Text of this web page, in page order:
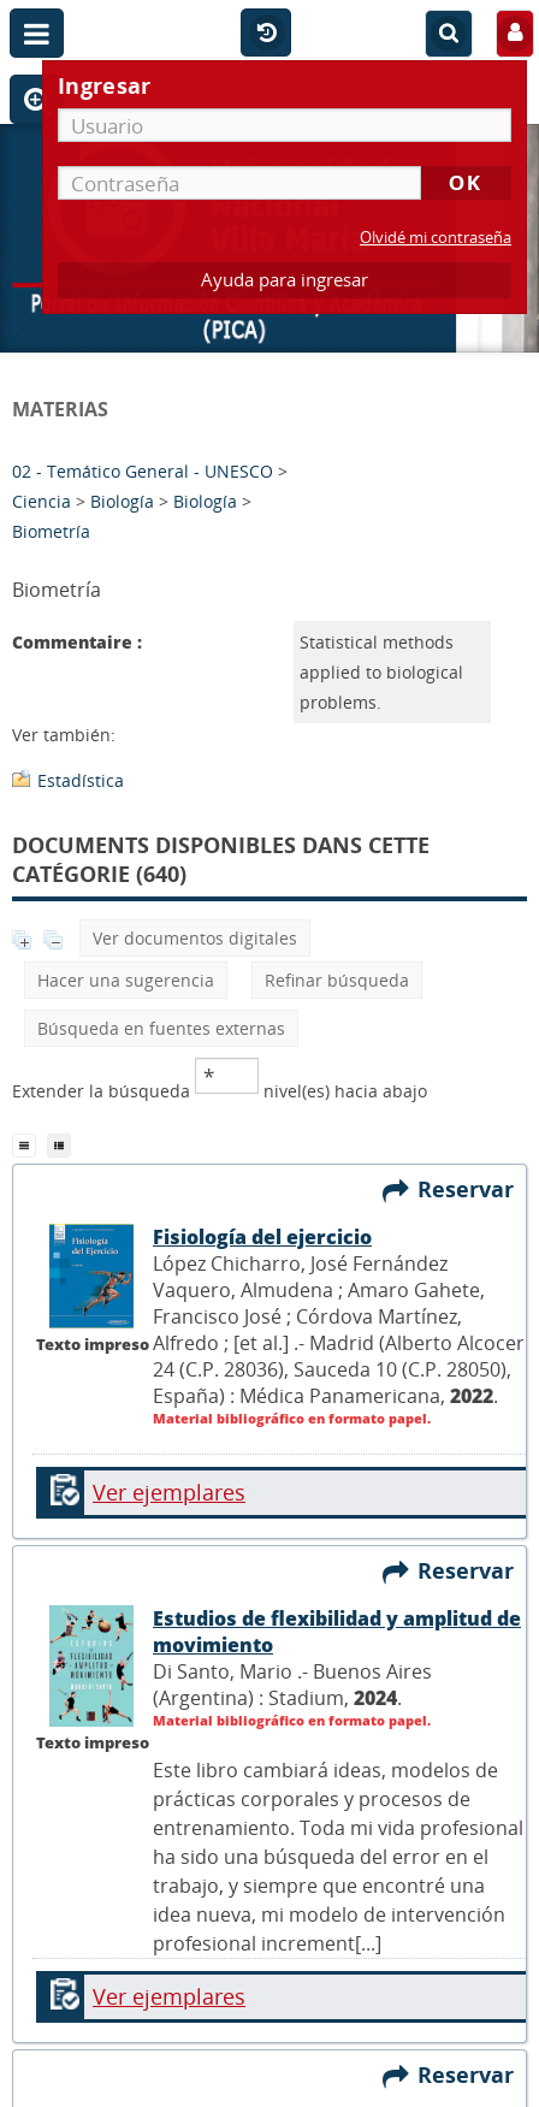
Ingresar
Olvidé mi contraseña
Ayuda para ingresar
MATERIAS
02 - Temático General - UNESCO >
Ciencia > Biología > Biología >
Biometría
Biometría
Commentaire :
Statistical methods
applied to biological
problems.
Ver también:
Estadística
DOCUMENTS DISPONIBLES DANS CETTE
CATÉGORIE (640)
Ver documentos digitales
Hacer una sugerencia
Refinar búsqueda
Búsqueda en fuentes externas
Extender la búsqueda nivel(es) hacia abajo
Reservar
Texto impreso
Fisiología del ejercicio
López Chicharro, José Fernández
Vaquero, Almudena ; Amaro Gahete,
Francisco José ; Córdova Martínez,
Alfredo ; [et al.] .- Madrid (Alberto Alcocer
24 (C.P. 28036), Sauceda 10 (C.P. 28050),
España) : Médica Panamericana, 2022.
Material bibliográfico en formato papel.
Ver ejemplares
Reservar
Texto impreso
Estudios de flexibilidad y amplitud de
movimiento
Di Santo, Mario .- Buenos Aires
(Argentina) : Stadium, 2024.
Material bibliográfico en formato papel.
Este libro cambiará ideas, modelos de
prácticas corporales y procesos de
entrenamiento. Toda mi vida profesional
ha sido una búsqueda del error en el
trabajo, y siempre que encontré una
idea nueva, mi modelo de intervención
profesional increment[...]
Ver ejemplares
Reservar